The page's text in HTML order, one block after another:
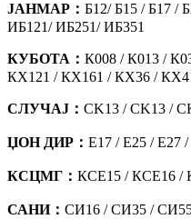
ЈАНМАР： Б12/ Б15 / Б17
ИБ121/ ИБ251/ ИБ351
КУБОТА： К008 / К013 /
КX121 / КX161 / КX36 /
СЛУЧАЈ： CK13 / CK13 /
ЏОН ДИР： Е17 / Е25 / Е27
КСЦМГ： КСЕ15 / КСЕ16 /
САНИ： СИ16 / СИ35 /